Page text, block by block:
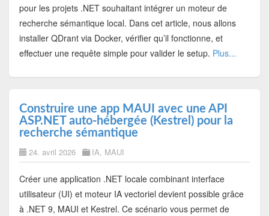
pour les projets .NET souhaitant intégrer un moteur de
recherche sémantique local. Dans cet article, nous allons
installer QDrant via Docker, vérifier qu’il fonctionne, et
effectuer une requête simple pour valider le setup. Plus...
Construire une app MAUI avec une API
ASP.NET auto-hébergée (Kestrel) pour la
recherche sémantique
24. avril 2026 IA, MAUI
Créer une application .NET locale combinant interface
utilisateur (UI) et moteur IA vectoriel devient possible grâce
à .NET 9, MAUI et Kestrel. Ce scénario vous permet de